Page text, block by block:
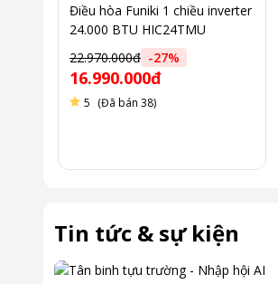
Công nghệ làm mát tiên tiến đem
Điểm nổi bật của HSC24TMU là
phòng xuống mức cài đặt mong muốn.
Điều hòa Funiki 1 chiều inverter
24.000 BTU HIC24TMU
22.970.000đ -27%
16.990.000đ
5 (Đã bán 38)
Tin tức & sự kiện